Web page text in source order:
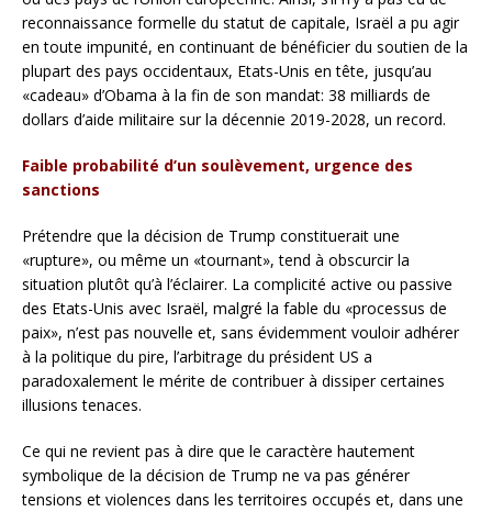
reconnaissance formelle du statut de capitale, Israël a pu agir
en toute impunité, en continuant de bénéficier du soutien de la
plupart des pays occidentaux, Etats-Unis en tête, jusqu’au
«cadeau» d’Obama à la fin de son mandat: 38 milliards de
dollars d’aide militaire sur la décennie 2019-2028, un record.
Faible probabilité d’un soulèvement, urgence des
sanctions
Prétendre que la décision de Trump constituerait une
«rupture», ou même un «tournant», tend à obscurcir la
situation plutôt qu’à l’éclairer. La complicité active ou passive
des Etats-Unis avec Israël, malgré la fable du «processus de
paix», n’est pas nouvelle et, sans évidemment vouloir adhérer
à la politique du pire, l’arbitrage du président US a
paradoxalement le mérite de contribuer à dissiper certaines
illusions tenaces.
Ce qui ne revient pas à dire que le caractère hautement
symbolique de la décision de Trump ne va pas générer
tensions et violences dans les territoires occupés et, dans une